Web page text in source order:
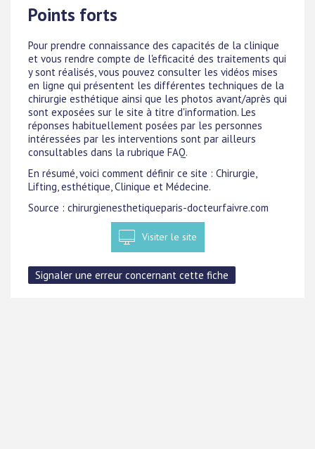
Points forts
Pour prendre connaissance des capacités de la clinique
et vous rendre compte de l'efficacité des traitements qui
y sont réalisés, vous pouvez consulter les vidéos mises
en ligne qui présentent les différentes techniques de la
chirurgie esthétique ainsi que les photos avant/après qui
sont exposées sur le site à titre d'information. Les
réponses habituellement posées par les personnes
intéressées par les interventions sont par ailleurs
consultables dans la rubrique FAQ.
En résumé, voici comment définir ce site : Chirurgie,
Lifting, esthétique, Clinique et Médecine.
Source : chirurgienesthetiqueparis-docteurfaivre.com
Visiter le site